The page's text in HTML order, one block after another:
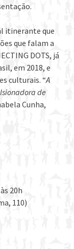
itinerante que
que falam a
DOTS, já
em 2018, e
culturais. “A
de
Cunha,
20h
110)